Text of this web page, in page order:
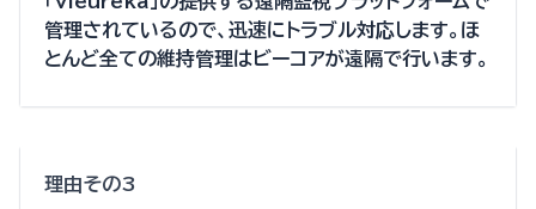
管理されているので、迅速にトラブル対応します。ほ
とんど全ての維持管理はビーコアが遠隔で行います。
理由その3